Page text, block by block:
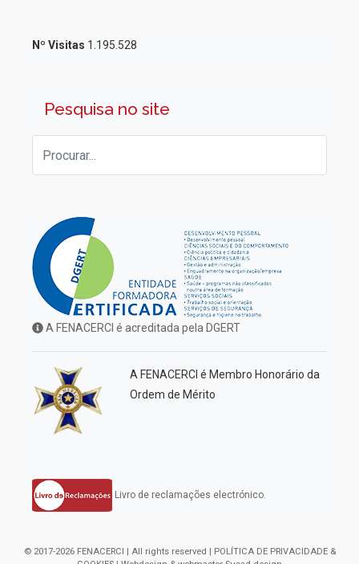
Nº Visitas 1.195.528
Pesquisa no site
A FENACERCI é acreditada pela DGERT
A FENACERCI é Membro Honorário da
Ordem de Mérito
Livro de reclamações electrónico.
© 2017-2026 FENACERCI | All rights reserved | POLÍTICA DE PRIVACIDADE &